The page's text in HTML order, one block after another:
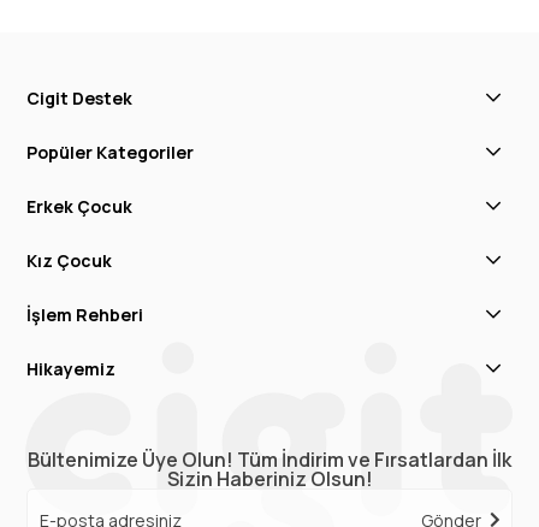
Cigit Destek
Popüler Kategoriler
Erkek Çocuk
Kız Çocuk
İşlem Rehberi
Hikayemiz
Bültenimize Üye Olun! Tüm İndirim ve Fırsatlardan İlk
Sizin Haberiniz Olsun!
Gönder